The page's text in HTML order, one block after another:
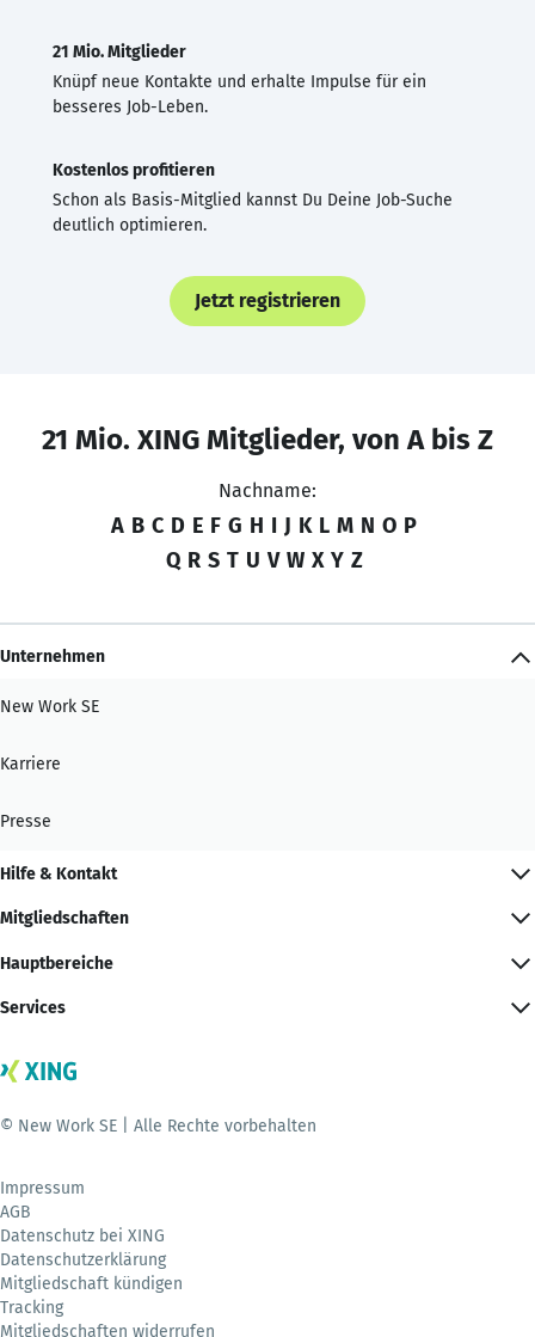
21 Mio. Mitglieder
Knüpf neue Kontakte und erhalte Impulse für ein
besseres Job-Leben.
Kostenlos profitieren
Schon als Basis-Mitglied kannst Du Deine Job-Suche
deutlich optimieren.
Jetzt registrieren
21 Mio. XING Mitglieder, von A bis Z
Nachname:
A B C D E F G H I J K L M N O P
Q R S T U V W X Y Z
Unternehmen
New Work SE
Karriere
Presse
Hilfe & Kontakt
Mitgliedschaften
Hauptbereiche
Services
© New Work SE | Alle Rechte vorbehalten
Impressum
AGB
Datenschutz bei XING
Datenschutzerklärung
Mitgliedschaft kündigen
Tracking
Mitgliedschaften widerrufen